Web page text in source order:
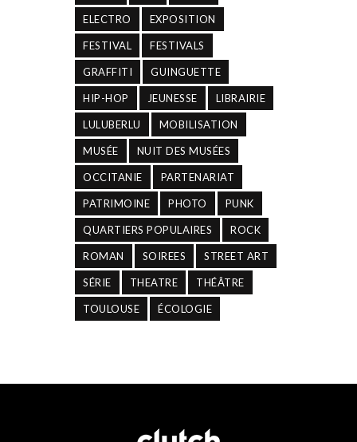
ELECTRO EXPOSITION
FESTIVAL FESTIVALS
GRAFFITI GUINGUETTE
HIP-HOP JEUNESSE LIBRAIRIE
LULUBERLU MOBILISATION
MUSÉE NUIT DES MUSÉES
OCCITANIE PARTENARIAT
PATRIMOINE PHOTO PUNK
QUARTIERS POPULAIRES ROCK
ROMAN SOIREES STREET ART
SÉRIE THEATRE THÉÂTRE
TOULOUSE ÉCOLOGIE